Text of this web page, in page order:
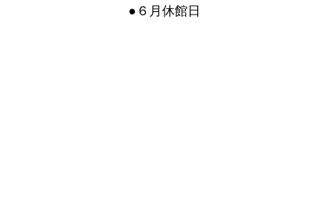
●６月休館日